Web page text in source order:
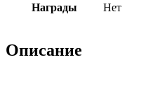
Награды Нет
Описание